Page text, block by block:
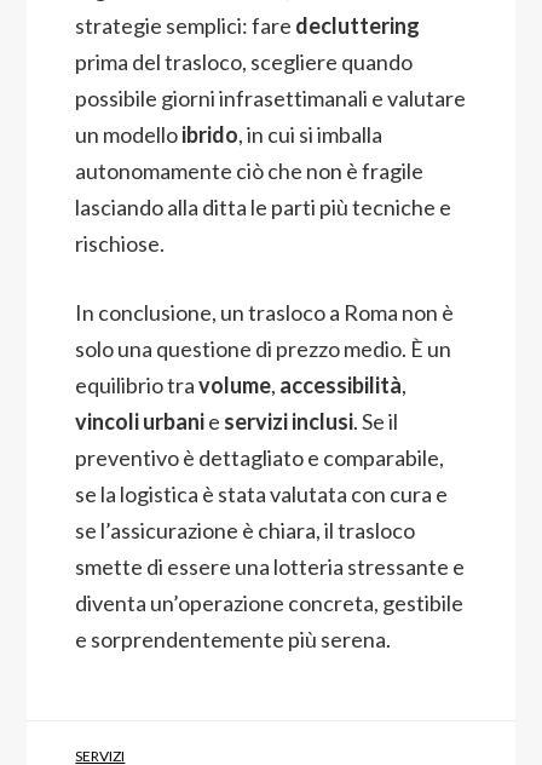
strategie semplici: fare decluttering
prima del trasloco, scegliere quando
possibile giorni infrasettimanali e valutare
un modelloibrido, in cui si imballa
autonomamente ciò che non è fragile
lasciando alla ditta le parti più tecniche e
rischiose.
In conclusione, un trasloco a Roma non è
solo una questione di prezzo medio. È un
equilibrio travolume, accessibilità,
vincoli urbanie servizi inclusi. Se il
preventivo è dettagliato e comparabile,
se la logistica è stata valutata con cura e
se l’assicurazione è chiara, il trasloco
smette di essere una lotteria stressante e
diventa un’operazione concreta, gestibile
e sorprendentemente più serena.
SERVIZI